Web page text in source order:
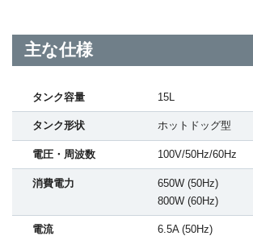
主な仕様
タンク容量 15L
タンク形状 ホットドッグ型
電圧・周波数 100V/50Hz/60Hz
消費電力
650W (50Hz)
800W (60Hz)
電流
6.5A (50Hz)